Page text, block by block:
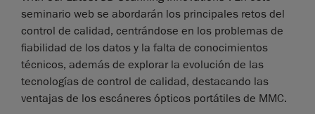
seminario web se abordarán los principales retos del
control de calidad, centrándose en los problemas de
fiabilidad de los datos y la falta de conocimientos
técnicos, además de explorar la evolución de las
tecnologías de control de calidad, destacando las
ventajas de los escáneres ópticos portátiles de MMC.